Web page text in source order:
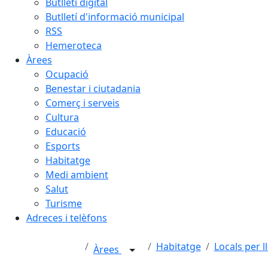
Butlletí d'informació municipal
RSS
Hemeroteca
Àrees
Ocupació
Benestar i ciutadania
Comerç i serveis
Cultura
Educació
Esports
Habitatge
Medi ambient
Salut
Turisme
Adreces i telèfons
Àrees Habitatge Locals per